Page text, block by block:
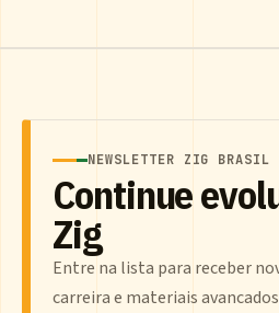
NEWSLETTER ZIG BRASIL
Continue
Zig
Entre na lista para receber
carreira e materiais